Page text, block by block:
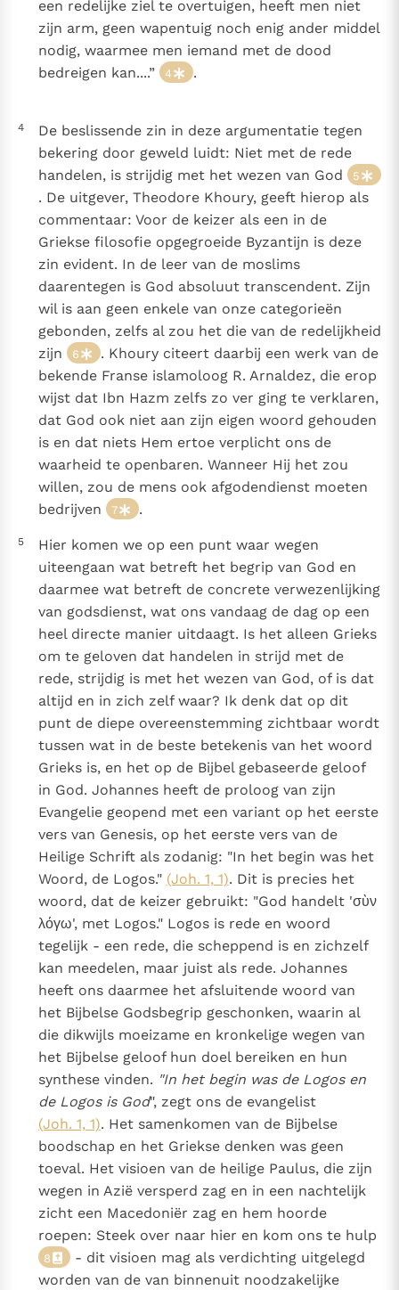
een redelijke ziel te overtuigen, heeft men niet
zijn arm, geen wapentuig noch enig ander middel
nodig, waarmee men iemand met de dood
bedreigen kan....”
4 .
4
De beslissende zin in deze argumentatie tegen
bekering door geweld luidt: Niet met de rede
handelen, is strijdig met het wezen van God
5
. De uitgever, Theodore Khoury, geeft hierop als
commentaar: Voor de keizer als een in de
Griekse filosofie opgegroeide Byzantijn is deze
zin evident. In de leer van de moslims
daarentegen is God absoluut transcendent. Zijn
wil is aan geen enkele van onze categorieën
gebonden, zelfs al zou het die van de redelijkheid
zijn
6
. Khoury citeert daarbij een werk van de
bekende Franse islamoloog R. Arnaldez, die erop
wijst dat Ibn Hazm zelfs zo ver ging te verklaren,
dat God ook niet aan zijn eigen woord gehouden
is en dat niets Hem ertoe verplicht ons de
waarheid te openbaren. Wanneer Hij het zou
willen, zou de mens ook afgodendienst moeten
bedrijven
7 .
5
Hier komen we op een punt waar wegen
uiteengaan wat betreft het begrip van God en
daarmee wat betreft de concrete verwezenlijking
van godsdienst, wat ons vandaag de dag op een
heel directe manier uitdaagt. Is het alleen Grieks
om te geloven dat handelen in strijd met de
rede, strijdig is met het wezen van God, of is dat
altijd en in zich zelf waar? Ik denk dat op dit
punt de diepe overeenstemming zichtbaar wordt
tussen wat in de beste betekenis van het woord
Grieks is, en het op de Bijbel gebaseerde geloof
in God. Johannes heeft de proloog van zijn
Evangelie geopend met een variant op het eerste
vers van Genesis, op het eerste vers van de
Heilige Schrift als zodanig: "In het begin was het
Woord, de Logos." (Joh. 1, 1). Dit is precies het
woord, dat de keizer gebruikt: "God handelt 'σὺν
λόγω', met Logos." Logos is rede en woord
tegelijk - een rede, die scheppend is en zichzelf
kan meedelen, maar juist als rede. Johannes
heeft ons daarmee het afsluitende woord van
het Bijbelse Godsbegrip geschonken, waarin al
die dikwijls moeizame en kronkelige wegen van
het Bijbelse geloof hun doel bereiken en hun
synthese vinden. "In het begin was de Logos en
de Logos is God", zegt ons de evangelist
(Joh. 1, 1). Het samenkomen van de Bijbelse
boodschap en het Griekse denken was geen
toeval. Het visioen van de heilige Paulus, die zijn
wegen in Azië versperd zag en in een nachtelijk
zicht een Macedoniër zag en hem hoorde
roepen: Steek over naar hier en kom ons te hulp
8
- dit visioen mag als verdichting uitgelegd
worden van de van binnenuit noodzakelijke